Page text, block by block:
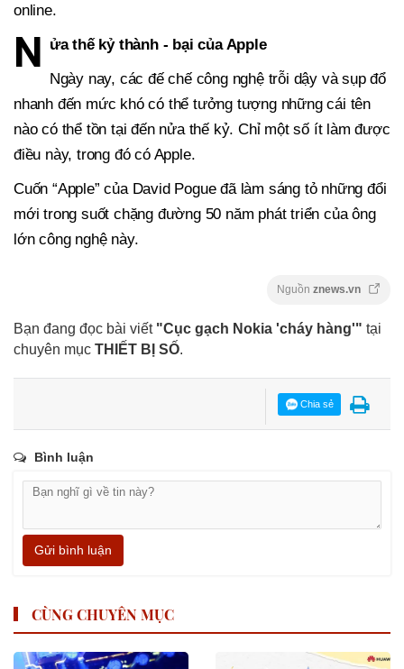
online.
N ửa thế kỷ thành - bại của Apple
Ngày nay, các đế chế công nghệ trỗi dậy và sụp đổ
nhanh đến mức khó có thể tưởng tượng những cái tên
nào có thể tồn tại đến nửa thế kỷ. Chỉ một số ít làm được
điều này, trong đó có Apple.
Cuốn “Apple” của David Pogue đã làm sáng tỏ những đổi
mới trong suốt chặng đường 50 năm phát triển của ông
lớn công nghệ này.
Nguồn znews.vn
Bạn đang đọc bài viết "Cục gạch Nokia 'cháy hàng'" tại
chuyên mục THIẾT BỊ SỐ.
Chia sẻ
Bình luận
Gửi bình luận
CÙNG CHUYÊN MỤC